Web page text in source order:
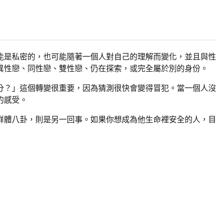
私密的，也可能隨著一個人對自己的理解而變化，並且與性
戀、同性戀、雙性戀、仍在探索，或完全屬於別的身份。
」這個轉變很重要，因為猜測很快會變得冒犯。當一個人沒
受。
八卦，則是另一回事。如果你想成為他生命裡安全的人，目